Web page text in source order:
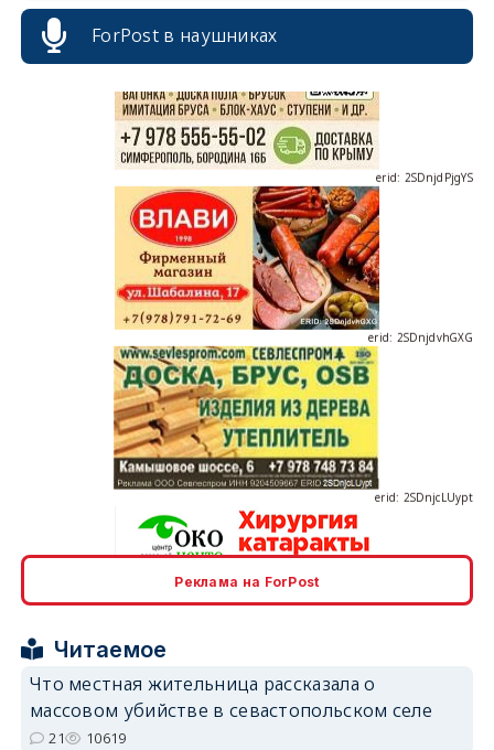
ForPost в наушниках
erid: 2SDnjdvhGXG
Реклама на ForPost
Читаемое
Что местная жительница рассказала о
массовом убийстве в севастопольском селе
21 10619